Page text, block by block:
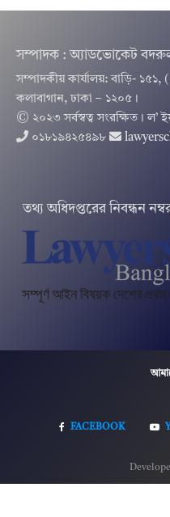
সম্পাদক : অ্যাডভোকেট
সম্পাদকীয় কার্যালয়: বাড়ি-
কলাবাগান, ঢাকা – ১২০৫।
© ২০২৩ সর্বস্বত্ব সংরক্ষিত । ল’
০১৮১৯৪২৫৪৯৮
তথ‌্য অ‌ধিদপ্ত‌রের নিবন্ধন
FACEBOOK